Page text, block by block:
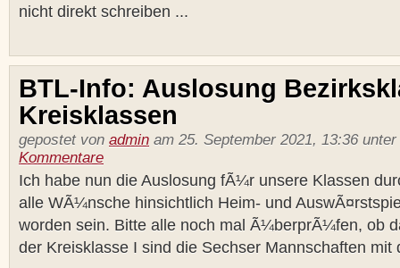
nicht direkt schreiben ...
BTL-Info: Auslosung
Kreisklassen
gepostet von admin am 25. September 2021, 13:36 unter
Kommentare
Ich habe nun die Auslosung fÃ¼r unsere Klassen
alle WÃ¼nsche hinsichtlich Heim- und
worden sein. Bitte alle noch mal Ã¼berprÃ¼fen, ob
der Kreisklasse I sind die Sechser Mannschaften mit